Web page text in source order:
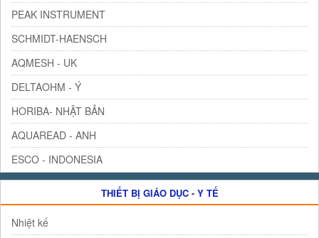
PEAK INSTRUMENT
SCHMIDT-HAENSCH
AQMESH - UK
DELTAOHM - Ý
HORIBA- NHẬT BẢN
AQUAREAD - ANH
ESCO - INDONESIA
THIẾT BỊ GIÁO DỤC - Y TẾ
Nhiệt kế